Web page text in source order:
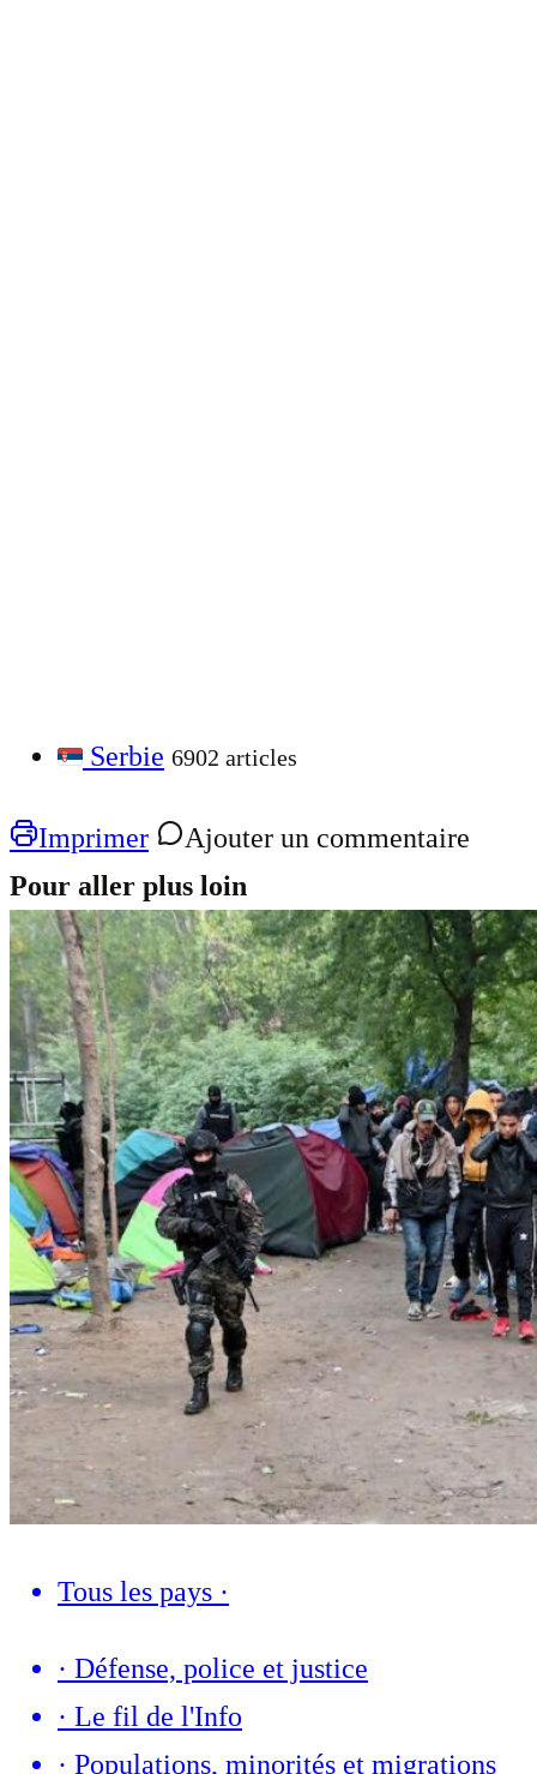
Serbie 6902 articles
Imprimer
Ajouter un commentaire
Pour aller plus loin
Tous les pays ·
· Défense, police et justice
· Le fil de l'Info
· Populations, minorités et migrations